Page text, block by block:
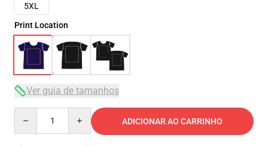
5XL
Print Location
Ver guia de tamanhos
ADICIONAR AO CARRINHO